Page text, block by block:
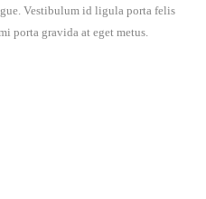
Vestibulum id ligula porta felis
porta gravida at eget metus.